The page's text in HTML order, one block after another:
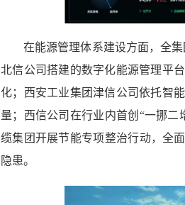
在能源管理体系建设方面，全
北信公司搭建的数字化能源管理平
化；西安工业集团津信公司依托智
量；西信公司在行业内首创“一挪
缆集团开展节能专项整治行动，全
隐患。